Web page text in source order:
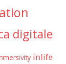
digitale
inlife